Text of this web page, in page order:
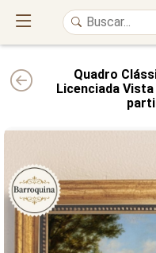
UM
Quadro
Licenciada